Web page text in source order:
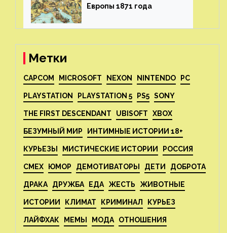
Европы 1871 года⁠⁠
Метки
CAPCOM MICROSOFT NEXON NINTENDO PC
PLAYSTATION PLAYSTATION 5 PS5 SONY
THE FIRST DESCENDANT UBISOFT XBOX
БЕЗУМНЫЙ МИР ИНТИМНЫЕ ИСТОРИИ 18+
КУРЬЕЗЫ МИСТИЧЕСКИЕ ИСТОРИИ РОССИЯ
СМЕХ ЮМОР ДЕМОТИВАТОРЫ ДЕТИ ДОБРОТА
ДРАКА ДРУЖБА ЕДА ЖЕСТЬ ЖИВОТНЫЕ
ИСТОРИИ КЛИМАТ КРИМИНАЛ КУРЬЕЗ
ЛАЙФХАК МЕМЫ МОДА ОТНОШЕНИЯ